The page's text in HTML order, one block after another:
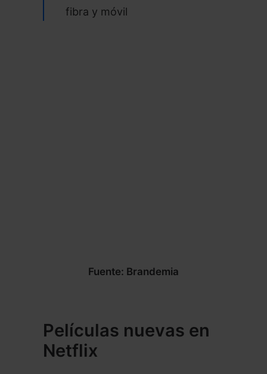
fibra y móvil
Fuente: Brandemia
Películas nuevas en
Netflix